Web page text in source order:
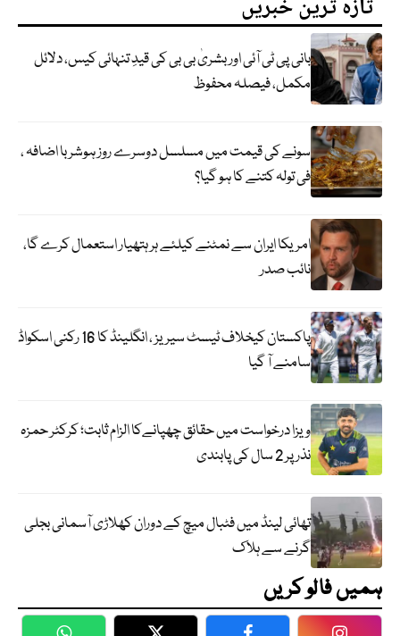
تازہ ترین خبریں
بانی پی ٹی آئی اور بشریٰ بی بی کی قیدِ تنہائی کیس، دلائل
مکمل، فیصلہ محفوظ
سونے کی قیمت میں مسلسل دوسرے روز ہوشربا اضافہ ،
فی تولہ کتنے کا ہو گیا؟
امریکا ایران سے نمٹنے کیلئے ہر ہتھیار استعمال کرے گا،
نائب صدر
پاکستان کیخلاف ٹیسٹ سیریز ، انگلینڈ کا 16 رکنی اسکواڈ
سامنے آ گیا
ویزا درخواست میں حقائق چھپانےکا الزام ثابت؛ کرکٹر حمزہ
نذر پر 2 سال کی پابندی
تھائی لینڈ میں فٹبال میچ کے دوران کھلاڑی آسمانی بجلی
گرنے سے ہلاک
ہمیں فالو کریں